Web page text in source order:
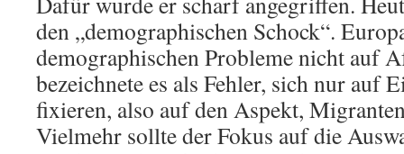
den „demographischen Schock“.
demographischen Probleme nicht auf
bezeichnete es als Fehler, sich nur auf
fixieren, also auf den Aspekt,
Vielmehr sollte der Fokus auf die